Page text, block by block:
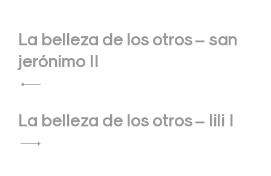
Navegación
de
entradas
La belleza de los otros – san
jerónimo II
La belleza de los otros – lili I